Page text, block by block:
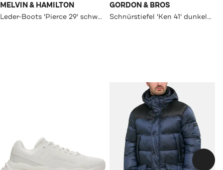
MELVIN & HAMILTON
Leder-Boots 'Pierce 29' schwarz
GORDON & BROS
Schnürstiefel 'Ken 41' dunkelgrün